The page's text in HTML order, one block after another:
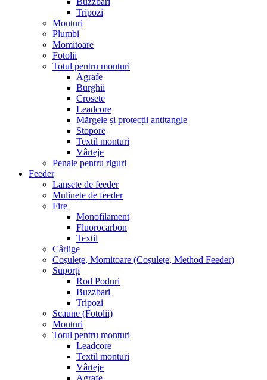
Tripozi
Monturi
Plumbi
Momitoare
Fotolii
Totul pentru monturi
Agrafe
Burghii
Crosete
Leadcore
Mărgele și protecții antitangle
Stopore
Textil monturi
Vârteje
Penale pentru riguri
Feeder
Lansete de feeder
Mulinete de feeder
Fire
Monofilament
Fluorocarbon
Textil
Cârlige
Coșulețe, Momitoare (Coșulețe, Method Feeder)
Suporți
Rod Poduri
Buzzbari
Tripozi
Scaune (Fotolii)
Monturi
Totul pentru monturi
Leadcore
Textil monturi
Vârteje
Agrafe